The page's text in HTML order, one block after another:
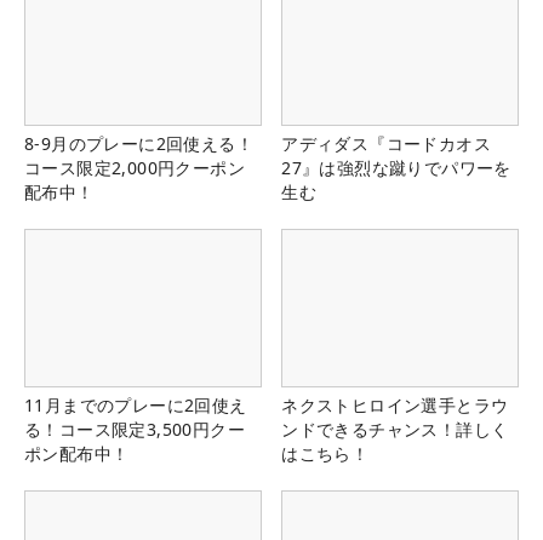
8-9月のプレーに2回使える！
コース限定2,000円クーポン
配布中！
アディダス『コードカオス
27』は強烈な蹴りでパワーを
生む
11月までのプレーに2回使え
る！コース限定3,500円クー
ポン配布中！
ネクストヒロイン選手とラウ
ンドできるチャンス！詳しく
はこちら！